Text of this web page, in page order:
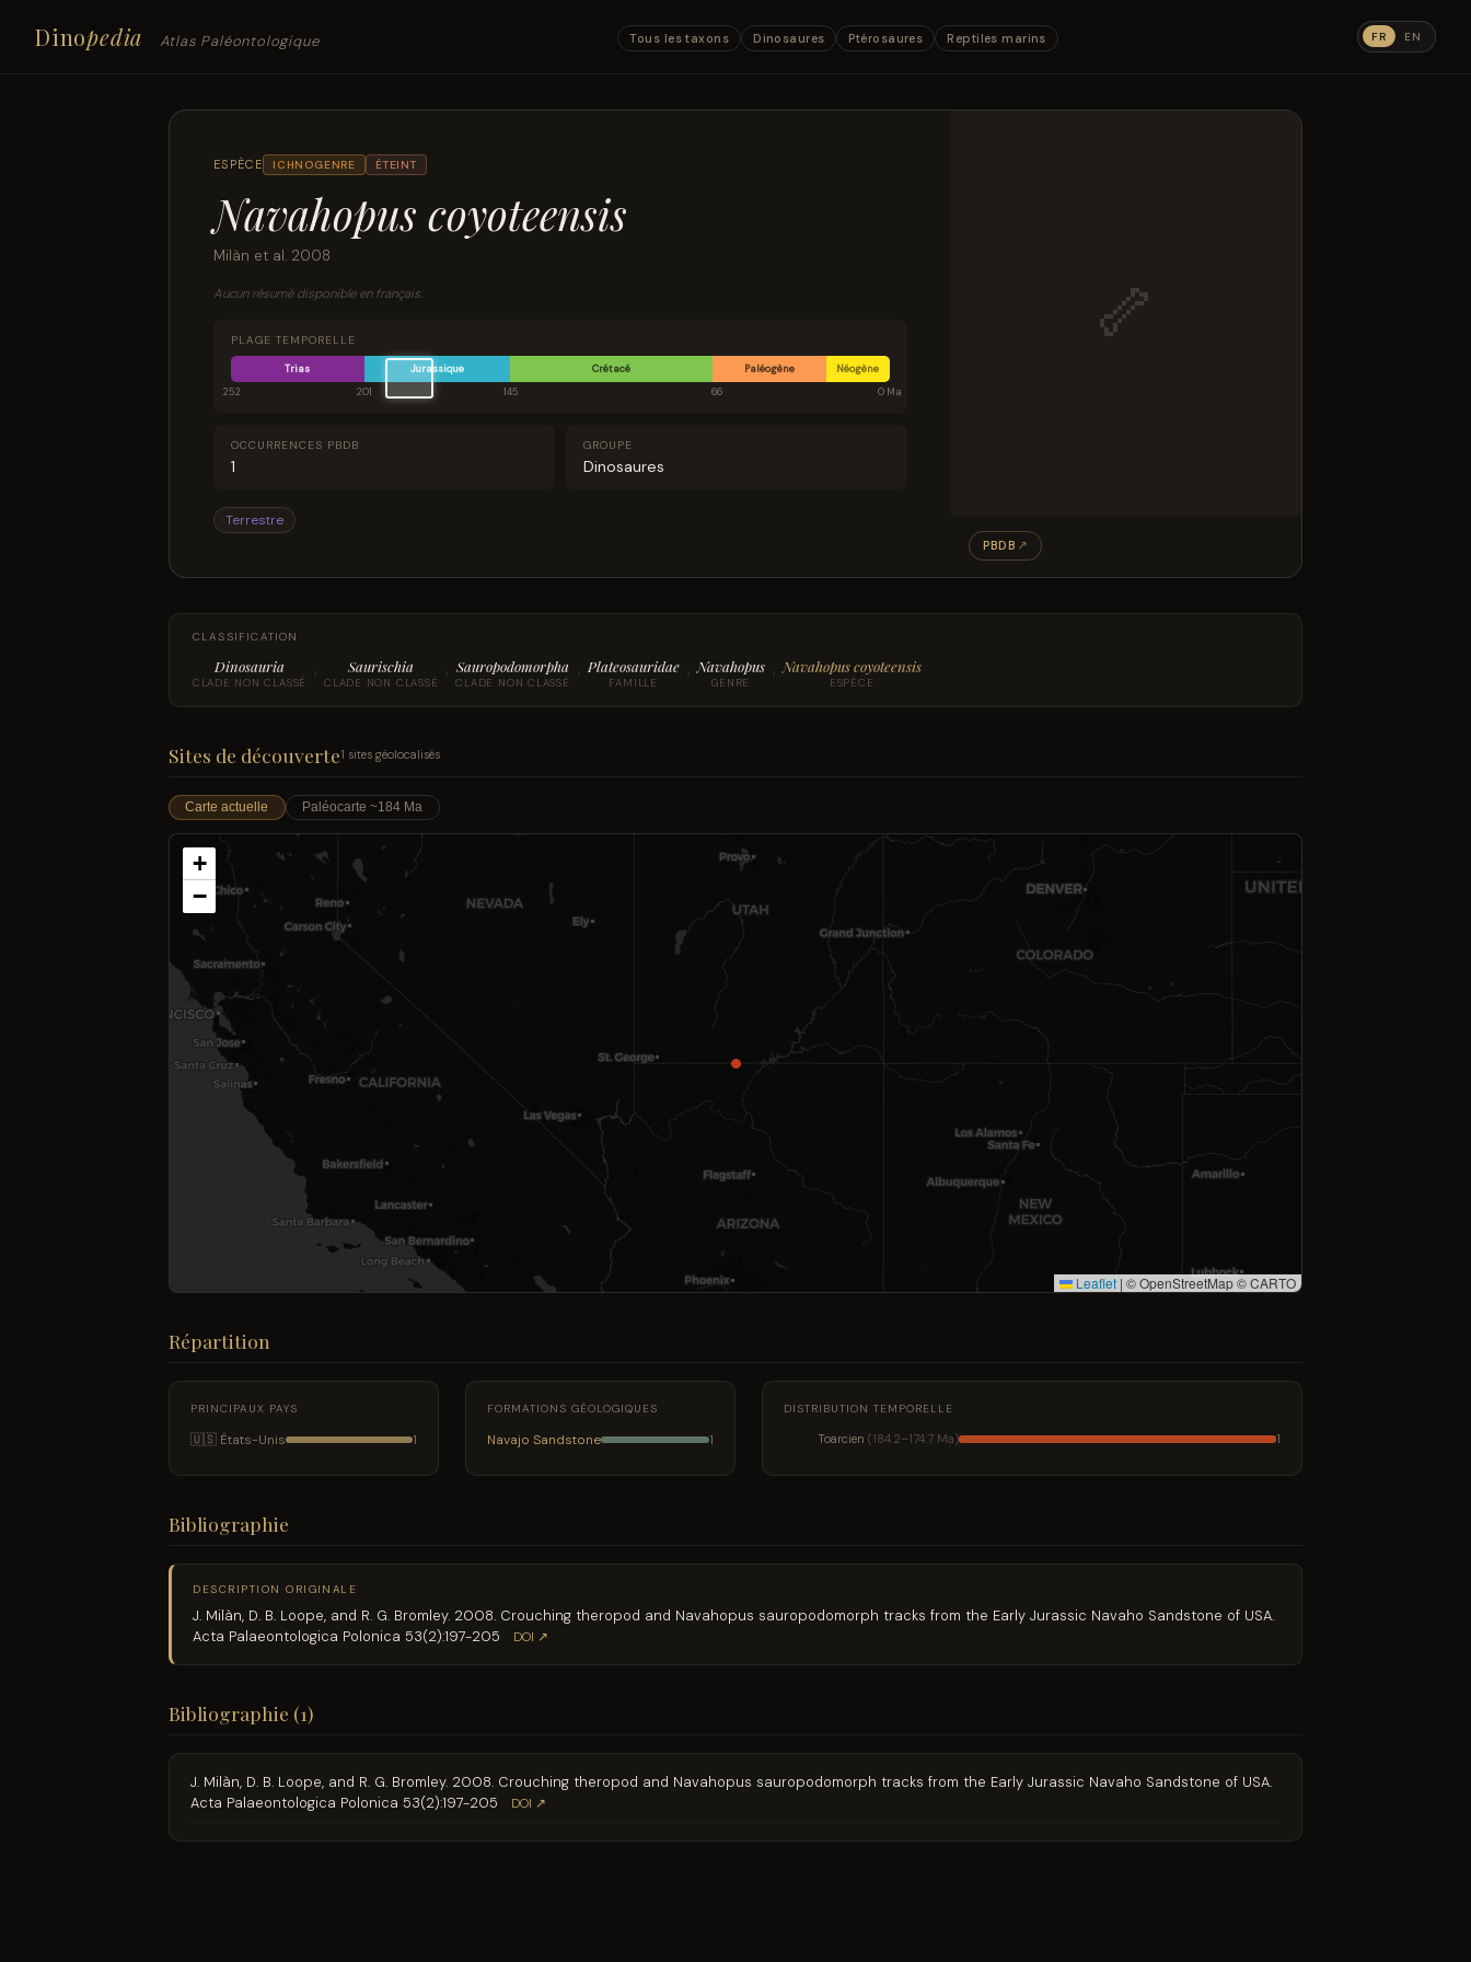
Dinopedia Atlas Paléontologique Tous les taxons Dinosaures Ptérosaures Reptiles marins FR EN
ESPÈCE ICHNOGENRE ÉTEINT
Navahopus coyoteensis
Milàn et al. 2008
Aucun résumé disponible en français.
PLAGE TEMPORELLE
Trias Jurassique Crétacé Paléogène
Néogène
252
201 145 66 0 Ma
OCCURRENCES PBDB
1
GROUPE
Dinosaures
Terrestre
🦴
PBDB ↗
CLASSIFICATION
Dinosauria
CLADE NON CLASSÉ › Saurischia
CLADE NON CLASSÉ › Sauropodomorpha
CLADE NON CLASSÉ › Plateosauridae
FAMILLE › Navahopus
GENRE › Navahopus coyoteensis
ESPÈCE
Sites de découverte1 sites géolocalisés
Carte actuelle Paléocarte ~184 Ma
+
−
Leaflet | © OpenStreetMap © CARTO
Répartition
PRINCIPAUX PAYS
🇺🇸 États-Unis 1
FORMATIONS GÉOLOGIQUES
Navajo Sandstone 1
DISTRIBUTION TEMPORELLE
Toarcien (184.2–174.7 Ma) 1
Bibliographie
DESCRIPTION ORIGINALE
J. Milàn, D. B. Loope, and R. G. Bromley. 2008. Crouching theropod and Navahopus sauropodomorph tracks from the Early Jurassic Navaho Sandstone of USA.
Acta Palaeontologica Polonica 53(2):197-205
DOI ↗
Bibliographie (1)
J. Milàn, D. B. Loope, and R. G. Bromley. 2008. Crouching theropod and Navahopus sauropodomorph tracks from the Early Jurassic Navaho Sandstone of USA.
Acta Palaeontologica Polonica 53(2):197-205
DOI ↗